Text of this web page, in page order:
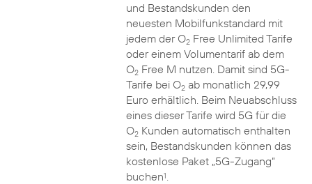
und Bestandskunden den
neuesten Mobilfunkstandard mit
jedem der O2Free Unlimited Tarife
oder einem Volumentarif ab dem
O2Free M nutzen. Damit sind 5G-
Tarife bei O2ab monatlich 29,99
Euro erhältlich. Beim Neuabschluss
eines dieser Tarife wird 5G für die
O2Kunden automatisch enthalten
sein, Bestandskunden können das
kostenlose Paket „5G-Zugang“
buchen1.